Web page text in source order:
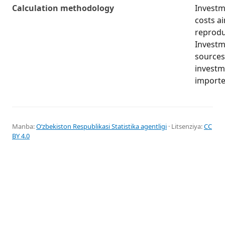
Calculation methodology
costs
Manba:Oʻzbekiston Respublikasi Statistika agentligi · Litsenziya:CC
BY 4.0